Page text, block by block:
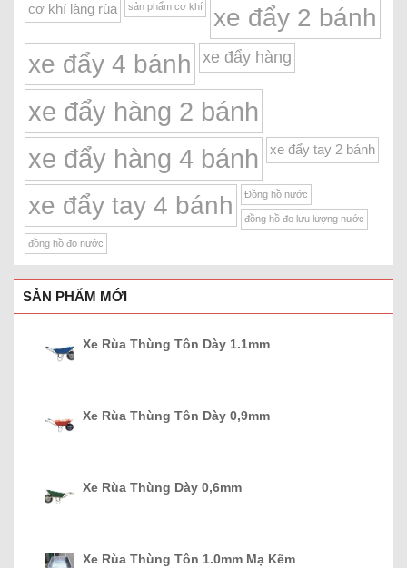
cơ khí làng rùa sản phẩm cơ khí
xe đẩy 2 bánh
xe đẩy 4 bánh
xe đẩy hàng
xe đẩy hàng 2 bánh
xe đẩy hàng 4 bánh xe đẩy tay 2 bánh
xe đẩy tay 4 bánh Đồng hồ nước
đồng hồ đo lưu lượng nước
đồng hồ đo nước
SẢN PHẨM MỚI
Xe Rùa Thùng Tôn Dày 1.1mm
Xe Rùa Thùng Tôn Dày 0,9mm
Xe Rùa Thùng Dày 0,6mm
Xe Rùa Thùng Tôn 1.0mm Mạ Kẽm